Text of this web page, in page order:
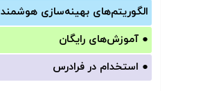
الگوریتم‌های بهینه‌سازی هوشمند
● آموزش‌های رایگان
● استخدام در فرادرس